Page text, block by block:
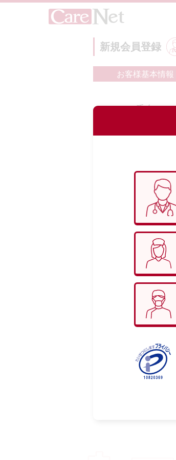
新規会員登録
お客様基本情報
氏名
生年月日
性別